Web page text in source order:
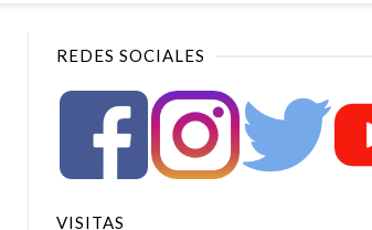
REDES SOCIALES
VISITAS